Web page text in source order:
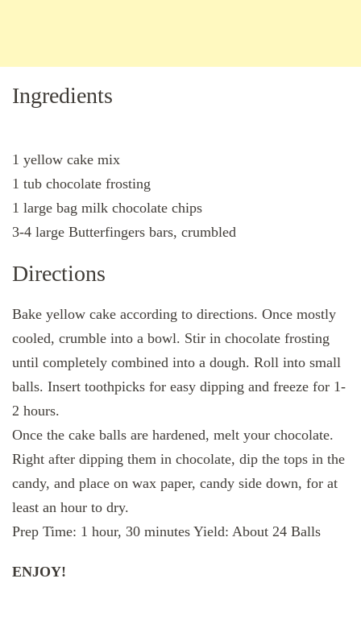
Ingredients
1 yellow cake mix
1 tub chocolate frosting
1 large bag milk chocolate chips
3-4 large Butterfingers bars, crumbled
Directions
Bake yellow cake according to directions. Once mostly
cooled, crumble into a bowl. Stir in chocolate frosting
until completely combined into a dough. Roll into small
balls. Insert toothpicks for easy dipping and freeze for 1-
2 hours.
Once the cake balls are hardened, melt your chocolate.
Right after dipping them in chocolate, dip the tops in the
candy, and place on wax paper, candy side down, for at
least an hour to dry.
Prep Time: 1 hour, 30 minutes Yield: About 24 Balls
ENJOY!